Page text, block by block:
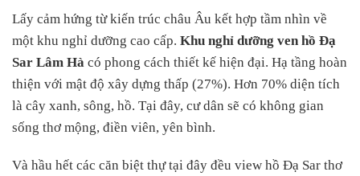
Lấy cảm hứng từ kiến trúc châu Âu kết hợp tầm nhìn về
một khu nghỉ dưỡng cao cấp. Khu nghỉ dưỡng ven hồ Đạ
Sar Lâm Hà có phong cách thiết kế hiện đại. Hạ tầng hoàn
thiện với mật độ xây dựng thấp (27%). Hơn 70% diện tích
là cây xanh, sông, hồ. Tại đây, cư dân sẽ có không gian
sống thơ mộng, điền viên, yên bình.
Và hầu hết các căn biệt thự tại đây đều view hồ Đạ Sar thơ